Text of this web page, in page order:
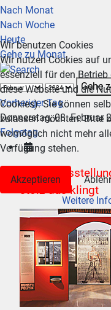
Nach Monat
Nach Woche
Heute
Gehe zu Monat
Gehe
Vorheriger Tag
Donnerstag, 08. Februar
Folgetag
stolz das klingt
Wir benutzen Cookies
Wir nutzen Cookies auf
essenziell für den
diese Website und die
Cookies). Sie können
zulassen möchten. Bitte
womöglich nicht mehr
Verfügung stehen.
Akzeptieren
Weitere